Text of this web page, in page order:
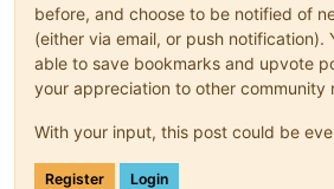
before, and choose to be notified of
(either via email, or push notification).
able to save bookmarks and upvote
your appreciation to other community
With your input, this post could be
Register Login